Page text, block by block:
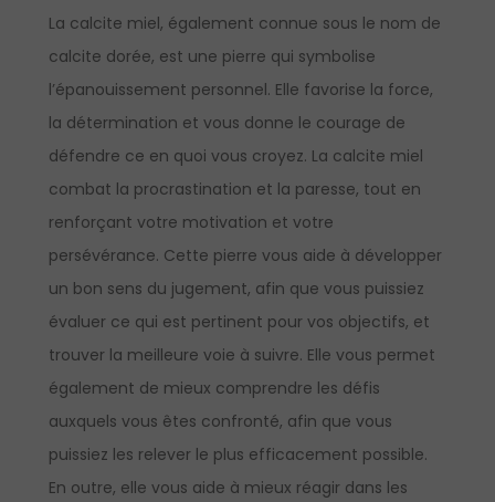
La calcite miel, également connue sous le nom de
calcite dorée, est une pierre qui symbolise
l’épanouissement personnel. Elle favorise la force,
la détermination et vous donne le courage de
défendre ce en quoi vous croyez. La calcite miel
combat la procrastination et la paresse, tout en
renforçant votre motivation et votre
persévérance. Cette pierre vous aide à développer
un bon sens du jugement, afin que vous puissiez
évaluer ce qui est pertinent pour vos objectifs, et
trouver la meilleure voie à suivre. Elle vous permet
également de mieux comprendre les défis
auxquels vous êtes confronté, afin que vous
puissiez les relever le plus efficacement possible.
En outre, elle vous aide à mieux réagir dans les